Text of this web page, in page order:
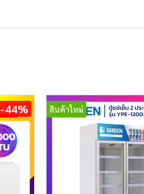
-44% สินค้าใหม่